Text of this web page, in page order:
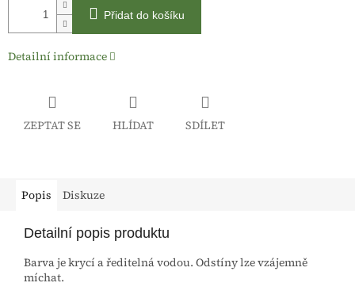
Přidat do košíku
Detailní informace
ZEPTAT SE HLÍDAT SDÍLET
Popis Diskuze
Detailní popis produktu
Barva je krycí a ředitelná vodou. Odstíny lze vzájemně
míchat.